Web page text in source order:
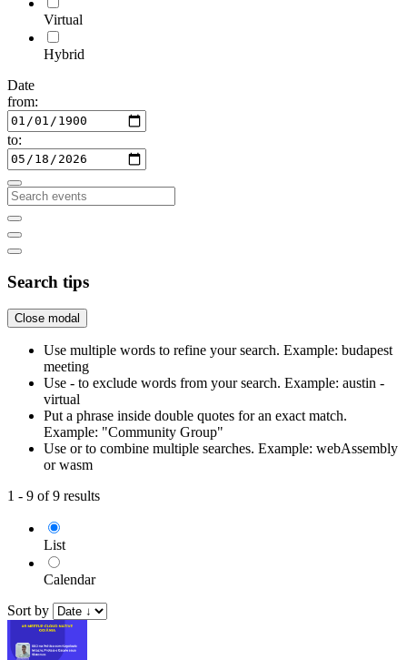
Virtual
Hybrid
Date
from:
to:
Search tips
Close modal
Use multiple words to refine your search. Example: budapest
meeting
Use - to exclude words from your search. Example: austin -
virtual
Put a phrase inside double quotes for an exact match.
Example: "Community Group"
Use or to combine multiple searches. Example: webAssembly
or wasm
1 - 9 of 9 results
List
Calendar
Sort by